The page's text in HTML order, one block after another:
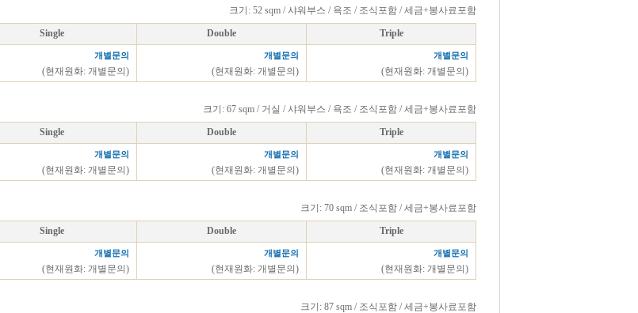
크기: 52 sqm / 샤워부스 / 욕조 / 조식포함 / 세금+봉사료포함
Single Double Triple
개별문의
(현재원화: 개별문의)
개별문의
(현재원화: 개별문의)
개별문의
(현재원화: 개별문의)
크기: 67 sqm / 거실 / 샤워부스 / 욕조 / 조식포함 / 세금+봉사료포함
Single Double Triple
개별문의
(현재원화: 개별문의)
개별문의
(현재원화: 개별문의)
개별문의
(현재원화: 개별문의)
크기: 70 sqm / 조식포함 / 세금+봉사료포함
Single Double Triple
개별문의
(현재원화: 개별문의)
개별문의
(현재원화: 개별문의)
개별문의
(현재원화: 개별문의)
크기: 87 sqm / 조식포함 / 세금+봉사료포함